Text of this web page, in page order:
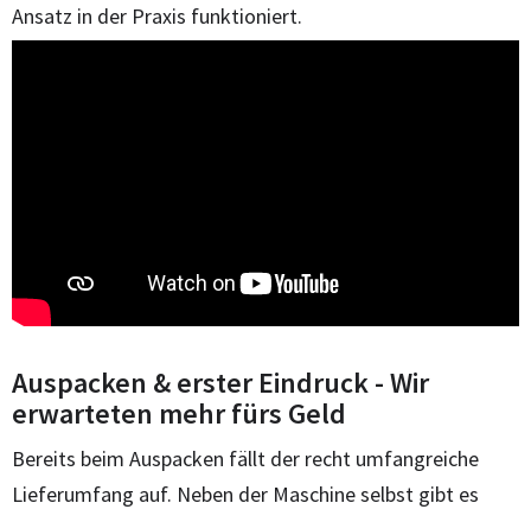
Ansatz in der Praxis funktioniert.
Auspacken & erster Eindruck - Wir
erwarteten mehr fürs Geld
Bereits beim Auspacken fällt der recht umfangreiche
Lieferumfang auf. Neben der Maschine selbst gibt es